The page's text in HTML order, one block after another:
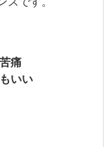
痛
いい